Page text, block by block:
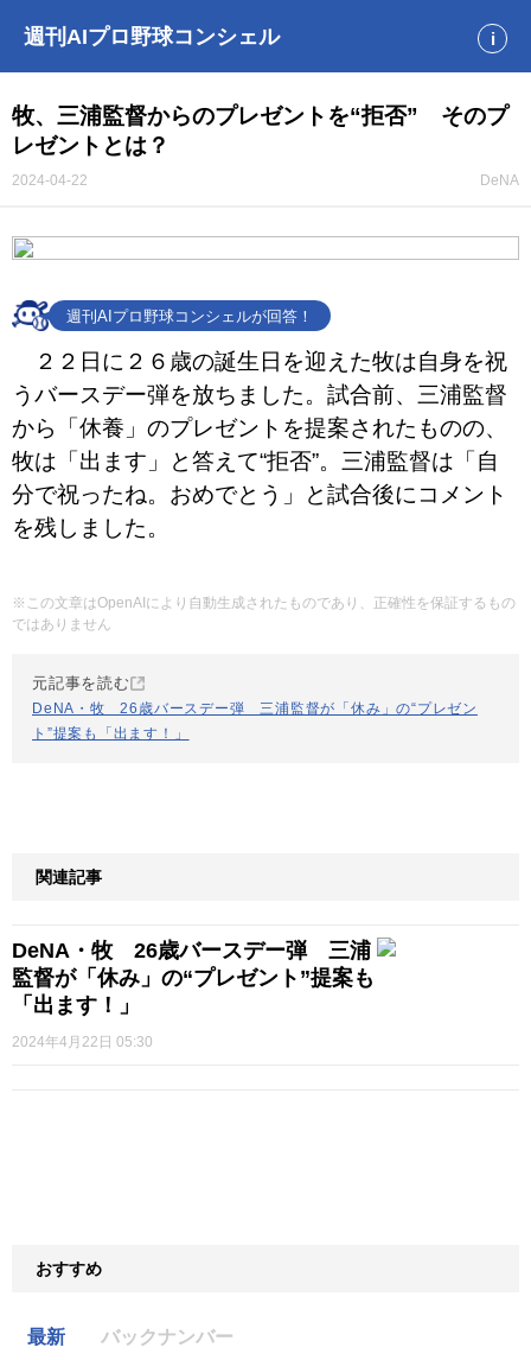
週刊AIプロ野球コンシェル i
牧、三浦監督からのプレゼントを“拒否” そのプ
レゼントとは？
2024-04-22 DeNA
週刊AIプロ野球コンシェルが回答！
２２日に２６歳の誕生日を迎えた牧は自身を祝
うバースデー弾を放ちました。試合前、三浦監督
から「休養」のプレゼントを提案されたものの、
牧は「出ます」と答えて“拒否”。三浦監督は「自
分で祝ったね。おめでとう」と試合後にコメント
を残しました。
※この文章はOpenAIにより自動生成されたものであり、正確性を保証するもの
ではありません
元記事を読む
DeNA・牧 26歳バースデー弾 三浦監督が「休み」の“プレゼン
ト”提案も「出ます！」
関連記事
DeNA・牧 26歳バースデー弾 三浦
監督が「休み」の“プレゼント”提案も
「出ます！」
2024年4月22日 05:30
おすすめ
最新 バックナンバー